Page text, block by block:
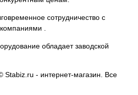
сотрудничество с
.
обладает заводской
Stabiz.ru - интернет-магазин. Все